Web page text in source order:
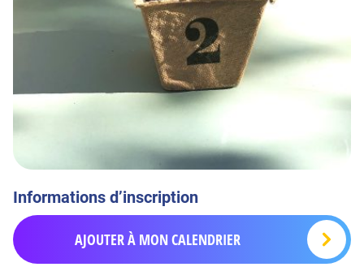
Informations d’inscription
AJOUTER À MON CALENDRIER